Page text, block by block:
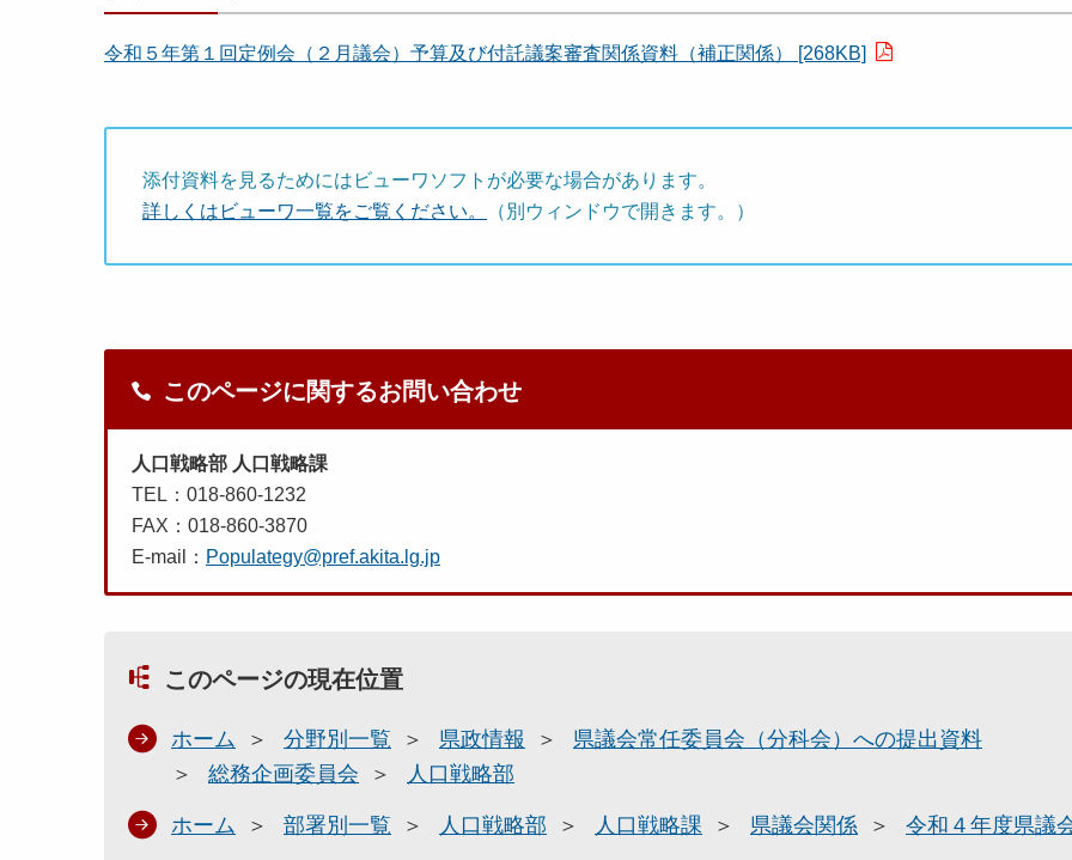
令和５年第１回定例会（２月議会）予算及び付託議案審査関係資料（補正関係） [268KB]
添付資料を見るためにはビューワソフトが必要な場合があります。
詳しくはビューワ一覧をご覧ください。
（別ウィンドウで開きます。）
このページに関するお問い合わせ
人口戦略部 人口戦略課
TEL：018-860-1232
FAX：018-860-3870
E-mail： Populategy@pref.akita.lg.jp
このページの現在位置
ホーム 分野別一覧 県政情報
県議会常任委員会（分科会）への提出資料
総務企画委員会
人口戦略部
ホーム 部署別一覧 人口戦略部 人口戦略課 県議会関係 令和４年度県議